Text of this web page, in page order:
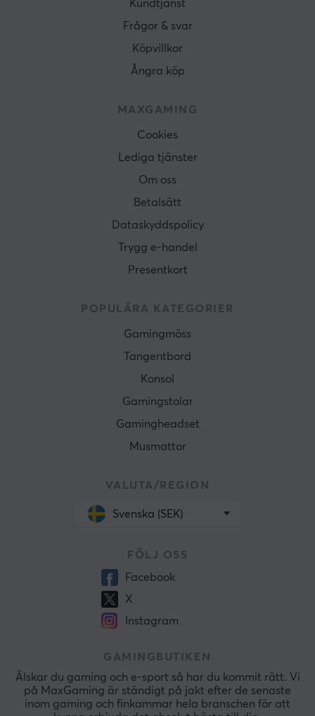
Kundtjänst
Frågor & svar
Köpvillkor
Ångra köp
MAXGAMING
Cookies
Lediga tjänster
Om oss
Betalsätt
Dataskyddspolicy
Trygg e-handel
Presentkort
POPULÄRA KATEGORIER
Gamingmöss
Tangentbord
Konsol
Gamingstolar
Gamingheadset
Musmattor
VALUTA/REGION
Svenska (SEK)
FÖLJ OSS
Facebook
X
Instagram
GAMINGBUTIKEN
Älskar du gaming och e-sport så har du kommit rätt. Vi
på MaxGaming är ständigt på jakt efter de senaste
inom gaming och finkammar hela branschen för att